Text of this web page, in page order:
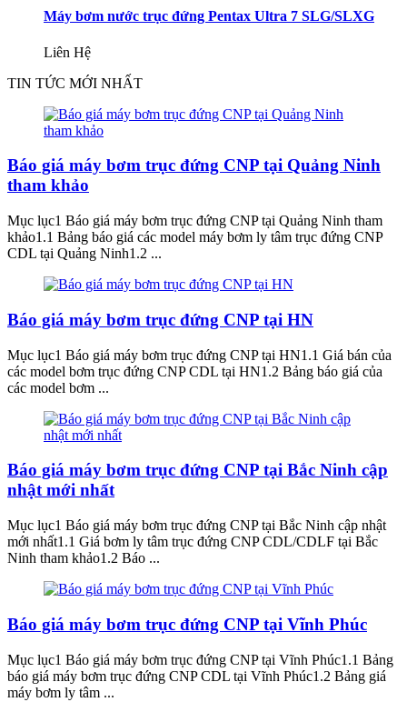
Máy bơm nước trục đứng Pentax Ultra 7 SLG/SLXG
Liên Hệ
TIN TỨC MỚI NHẤT
Báo giá máy bơm trục đứng CNP tại Quảng Ninh
tham khảo
Mục lục1 Báo giá máy bơm trục đứng CNP tại Quảng Ninh tham
khảo1.1 Bảng báo giá các model máy bơm ly tâm trục đứng CNP
CDL tại Quảng Ninh1.2 ...
Báo giá máy bơm trục đứng CNP tại HN
Mục lục1 Báo giá máy bơm trục đứng CNP tại HN1.1 Giá bán của
các model bơm trục đứng CNP CDL tại HN1.2 Bảng báo giá của
các model bơm ...
Báo giá máy bơm trục đứng CNP tại Bắc Ninh cập
nhật mới nhất
Mục lục1 Báo giá máy bơm trục đứng CNP tại Bắc Ninh cập nhật
mới nhất1.1 Giá bơm ly tâm trục đứng CNP CDL/CDLF tại Bắc
Ninh tham khảo1.2 Báo ...
Báo giá máy bơm trục đứng CNP tại Vĩnh Phúc
Mục lục1 Báo giá máy bơm trục đứng CNP tại Vĩnh Phúc1.1 Bảng
báo giá máy bơm trục đứng CNP CDL tại Vĩnh Phúc1.2 Bảng giá
máy bơm ly tâm ...